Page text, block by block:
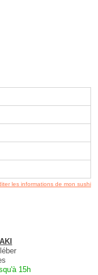
les informations de mon sushi
15h